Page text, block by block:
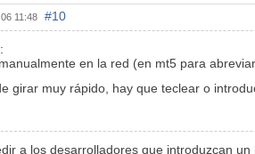
11:48 #10
en la red (en mt5 para
girar muy rápido, hay que teclear o
a los desarrolladores que introduzcan un